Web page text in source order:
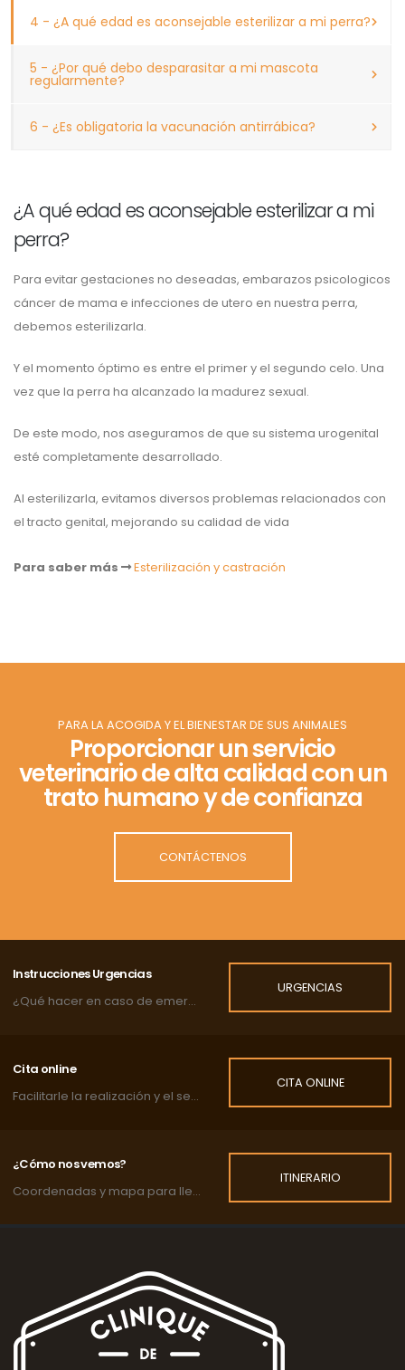
4 - ¿A qué edad es aconsejable esterilizar a mi perra?
5 - ¿Por qué debo desparasitar a mi mascota
regularmente?
6 - ¿Es obligatoria la vacunación antirrábica?
¿A qué edad es aconsejable esterilizar a mi
perra?
Para evitar gestaciones no deseadas, embarazos psicologicos
cáncer de mama e infecciones de utero en nuestra perra,
debemos esterilizarla.
Y el momento óptimo es entre el primer y el segundo celo. Una
vez que la perra ha alcanzado la madurez sexual.
De este modo, nos aseguramos de que su sistema urogenital
esté completamente desarrollado.
Al esterilizarla, evitamos diversos problemas relacionados con
el tracto genital, mejorando su calidad de vida
Para saber más Esterilización y castración
PARA LA ACOGIDA Y EL BIENESTAR DE SUS ANIMALES
Proporcionar un servicio
veterinario de alta calidad con un
trato humano y de confianza
CONTÁCTENOS
Instrucciones Urgencias
¿Qué hacer en caso de emergencia?
URGENCIAS
Cita online
Facilitarle la realización y el seguimiento de las citas de su mascota.
CITA ONLINE
¿Cómo nos vemos?
Coordenadas y mapa para llegar a la clínica.
ITINERARIO